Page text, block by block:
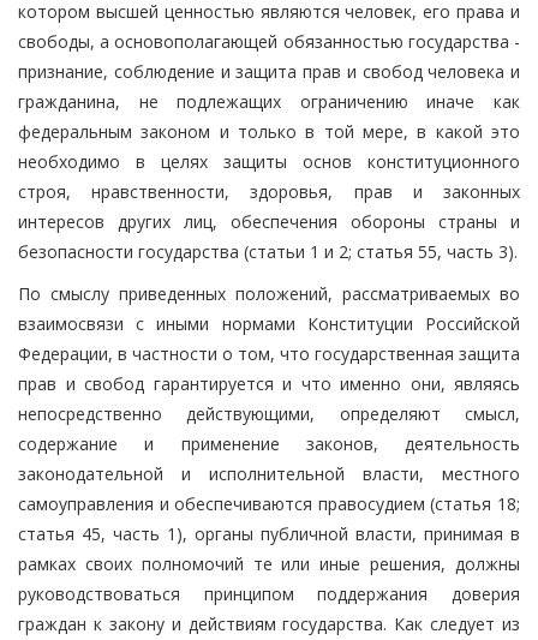
котором высшей ценностью являются человек, его права и
свободы, а основополагающей обязанностью государства -
признание, соблюдение и защита прав и свобод человека и
гражданина, не подлежащих ограничению иначе как
федеральным законом и только в той мере, в какой это
необходимо в целях защиты основ конституционного
строя, нравственности, здоровья, прав и законных
интересов других лиц, обеспечения обороны страны и
безопасности государства (статьи 1 и 2; статья 55, часть 3).
По смыслу приведенных положений, рассматриваемых во
взаимосвязи с иными нормами Конституции Российской
Федерации, в частности о том, что государственная защита
прав и свобод гарантируется и что именно они, являясь
непосредственно действующими, определяют смысл,
содержание и применение законов, деятельность
законодательной и исполнительной власти, местного
самоуправления и обеспечиваются правосудием (статья 18;
статья 45, часть 1), органы публичной власти, принимая в
рамках своих полномочий те или иные решения, должны
руководствоваться принципом поддержания доверия
граждан к закону и действиям государства. Как следует из